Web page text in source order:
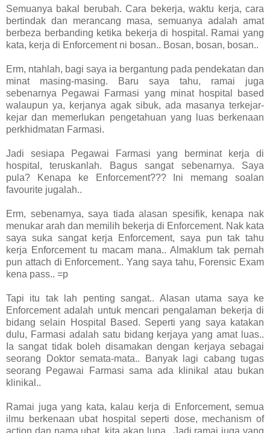
Semuanya bakal berubah. Cara bekerja, waktu kerja, cara
bertindak dan merancang masa, semuanya adalah amat
berbeza berbanding ketika bekerja di hospital. Ramai yang
kata, kerja di Enforcement ni bosan.. Bosan, bosan, bosan..
Erm, ntahlah, bagi saya ia bergantung pada pendekatan dan
minat masing-masing. Baru saya tahu, ramai juga
sebenarnya Pegawai Farmasi yang minat hospital based
walaupun ya, kerjanya agak sibuk, ada masanya terkejar-
kejar dan memerlukan pengetahuan yang luas berkenaan
perkhidmatan Farmasi.
Jadi sesiapa Pegawai Farmasi yang berminat kerja di
hospital, teruskanlah. Bagus sangat sebenarnya. Saya
pula? Kenapa ke Enforcement??? Ini memang soalan
favourite jugalah..
Erm, sebenarnya, saya tiada alasan spesifik, kenapa nak
menukar arah dan memilih bekerja di Enforcement. Nak kata
saya suka sangat kerja Enforcement, saya pun tak tahu
kerja Enforcement tu macam mana.. Almaklum tak pernah
pun attach di Enforcement.. Yang saya tahu, Forensic Exam
kena pass.. =p
Tapi itu tak lah penting sangat.. Alasan utama saya ke
Enforcement adalah untuk mencari pengalaman bekerja di
bidang selain Hospital Based. Seperti yang saya katakan
dulu, Farmasi adalah satu bidang kerjaya yang amat luas..
Ia sangat tidak boleh disamakan dengan kerjaya sebagai
seorang Doktor semata-mata.. Banyak lagi cabang tugas
seorang Pegawai Farmasi sama ada klinikal atau bukan
klinikal..
Ramai juga yang kata, kalau kerja di Enforcement, semua
ilmu berkenaan ubat hospital seperti dose, mechanism of
action dan nama ubat, kita akan lupa.. Jadi ramai juga yang